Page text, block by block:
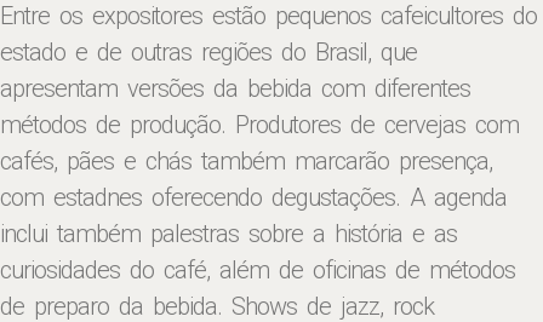
Entre os expositores estão pequenos cafeicultores do
estado e de outras regiões do Brasil, que
apresentam versões da bebida com diferentes
métodos de produção. Produtores de cervejas com
cafés, pães e chás também marcarão presença,
com estadnes oferecendo degustações. A agenda
inclui também palestras sobre a história e as
curiosidades do café, além de oficinas de métodos
de preparo da bebida. Shows de jazz, rock